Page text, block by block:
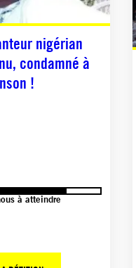
nigérian
condamné à
!
à atteindre